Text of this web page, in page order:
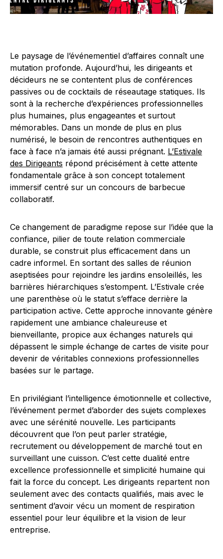
Le paysage de l’événementiel d’affaires connaît une
mutation profonde. Aujourd’hui, les dirigeants et
décideurs ne se contentent plus de conférences
passives ou de cocktails de réseautage statiques. Ils
sont à la recherche d’expériences professionnelles
plus humaines, plus engageantes et surtout
mémorables. Dans un monde de plus en plus
numérisé, le besoin de rencontres authentiques en
face à face n’a jamais été aussi prégnant. L’Estivale
des Dirigeants répond précisément à cette attente
fondamentale grâce à son concept totalement
immersif centré sur un concours de barbecue
collaboratif.
Ce changement de paradigme repose sur l’idée que la
confiance, pilier de toute relation commerciale
durable, se construit plus efficacement dans un
cadre informel. En sortant des salles de réunion
aseptisées pour rejoindre les jardins ensoleillés, les
barrières hiérarchiques s’estompent. L’Estivale crée
une parenthèse où le statut s’efface derrière la
participation active. Cette approche innovante génère
rapidement une ambiance chaleureuse et
bienveillante, propice aux échanges naturels qui
dépassent le simple échange de cartes de visite pour
devenir de véritables connexions professionnelles
basées sur le partage.
En privilégiant l’intelligence émotionnelle et collective,
l’événement permet d’aborder des sujets complexes
avec une sérénité nouvelle. Les participants
découvrent que l’on peut parler stratégie,
recrutement ou développement de marché tout en
surveillant une cuisson. C’est cette dualité entre
excellence professionnelle et simplicité humaine qui
fait la force du concept. Les dirigeants repartent non
seulement avec des contacts qualifiés, mais avec le
sentiment d’avoir vécu un moment de respiration
essentiel pour leur équilibre et la vision de leur
entreprise.